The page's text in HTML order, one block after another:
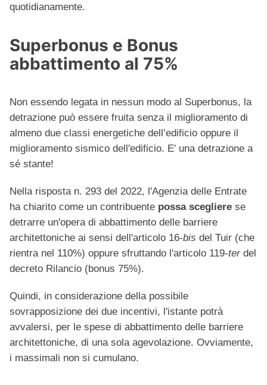
quotidianamente.
Superbonus e Bonus
abbattimento al 75%
Non essendo legata in nessun modo al Superbonus, la
detrazione può essere fruita senza il miglioramento di
almeno due classi energetiche dell’edificio oppure il
miglioramento sismico dell'edificio. E' una detrazione a
sé stante!
Nella risposta n. 293 del 2022, l'Agenzia delle Entrate
ha chiarito come un contribuente possa scegliere se
detrarre un'opera di abbattimento delle barriere
architettoniche ai sensi dell'articolo 16-bis del Tuir (che
rientra nel 110%) oppure sfruttando l'articolo 119-ter del
decreto Rilancio (bonus 75%).
Quindi, in considerazione della possibile
sovrapposizione dei due incentivi, l'istante potrà
avvalersi, per le spese di abbattimento delle barriere
architettoniche, di una sola agevolazione. Ovviamente,
i massimali non si cumulano.